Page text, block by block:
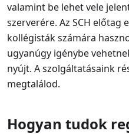
valamint be lehet vele
szerverére. Az SCH előtag
kollégisták számára
ugyanúgy igénybe
nyújt. A szolgáltatásaink
megtalálod.
Hogyan tudok